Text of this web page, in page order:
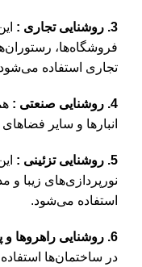
3. روشنایی تجاری :
فروشگاه‌ها،
تجاری استفاده
4. روشنایی صنعتی :
انبارها و سایر
5. روشنایی تزئینی :
نورپردازی‌های زیبا
استفاده می‌شود.
6. روشنایی راهروها و پله‌ها :
در ساختمان‌ها